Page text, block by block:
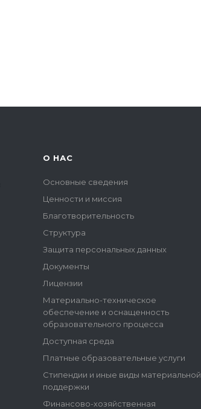
О НАС
Основные сведения
Ценности и миссия
Благотворительность
Структура
Защита персональных данных
Документы
Лицензии
Материально-техническое
обеспечение и оснащенность
образовательного процесса
Доступная среда
Платные образовательные услуги
Стипендии и иные виды материальной
поддержки
Финансово-хозяйственная